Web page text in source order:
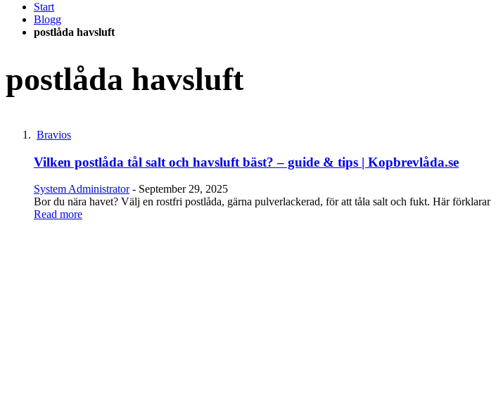
Start
Blogg
postlåda havsluft
postlåda havsluft
Bravios
Vilken postlåda tål salt och havsluft bäst? – guide & tips | Kopbrevlåda.se
System Administrator - September 29, 2025
Bor du nära havet? Välj en rostfri postlåda, gärna pulverlackerad, för att tåla salt och fukt. Här förklarar
Read more